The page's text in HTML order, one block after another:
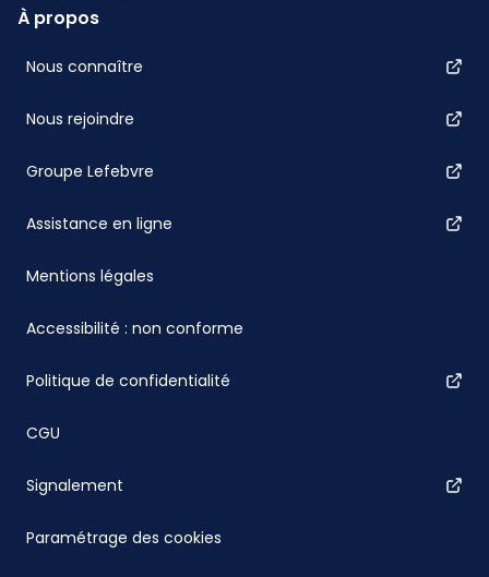
À propos
Nous connaître
Nous rejoindre
Groupe Lefebvre
Assistance en ligne
Mentions légales
Accessibilité : non conforme
Politique de confidentialité
CGU
Signalement
Paramétrage des cookies